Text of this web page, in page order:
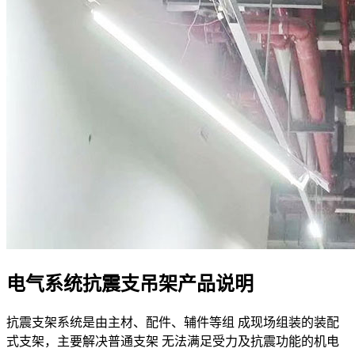
电气系统抗震支吊架产品说明
抗震支架系统是由主材、配件、辅件等组 成现场组装的装配
式支架，主要解决普通支架 无法满足受力及抗震功能的机电